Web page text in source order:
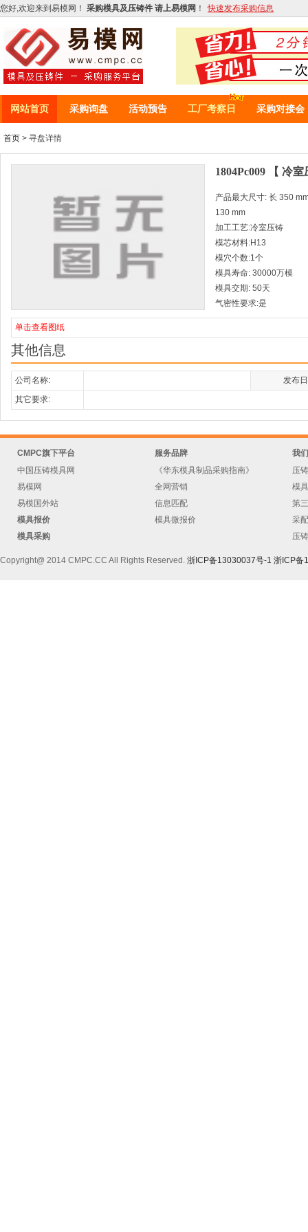
您好,欢迎来到易模网！ 采购模具及压铸件 请上易模网 ！ 快速发布采购信息
网站首页 采购询盘 活动预告 工厂考察日 采购对接会
首页 > 寻盘详情
1804Pc009 【 冷
产品最大尺寸: 长 350
130 mm
加工工艺:冷室压铸
模芯材料:H13
模穴个数:1个
模具寿命: 30000万模
模具交期: 50天
气密性要求:是
单击查看图纸
其他信息
公司名称:
发布
其它要求:
CMPC旗下平台
中国压铸模具网
易模网
易模国外站
模具报价
模具采购
服务品牌
《华东模具制品采购指南》
全网营销
信息匹配
模具微报价
我
压
模
第
采
压
Copyright@ 2014 CMPC.CC All Rights Reserved. 浙ICP备13030037号-1 浙ICP备